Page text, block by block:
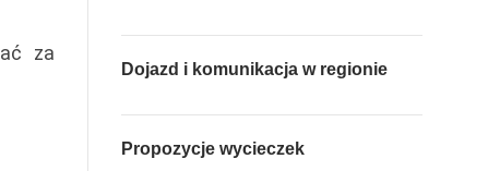
za
Dojazd i komunikacja w regionie
Propozycje wycieczek